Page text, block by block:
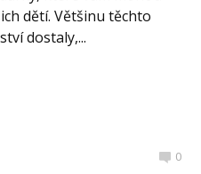
dětí. Většinu těchto
dostaly,...
0